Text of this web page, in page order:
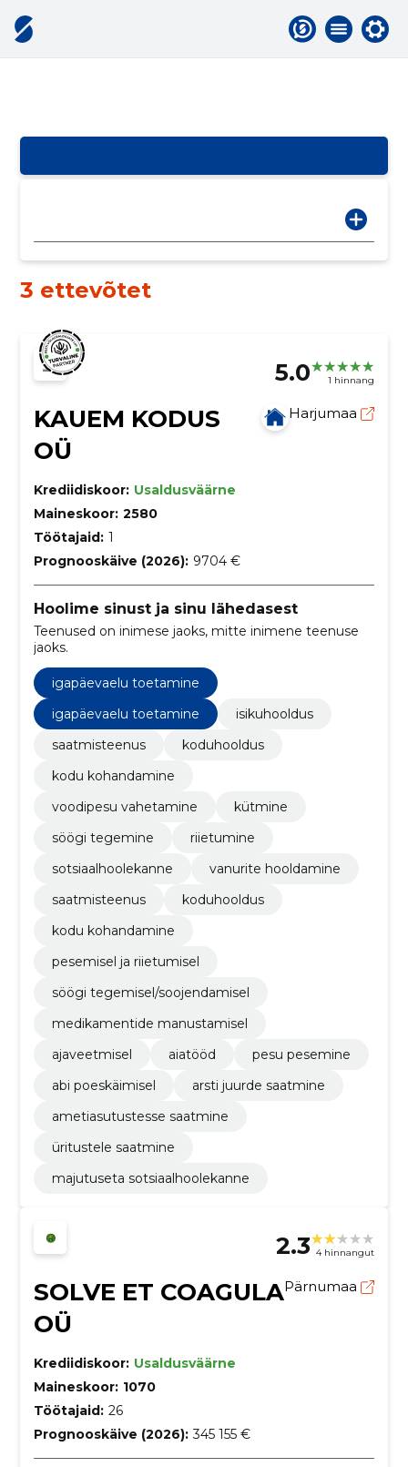
3 ettevõtet
5.0 1 hinnang
KAUEM KODUS
OÜ
Harjumaa
Krediidiskoor: Usaldusväärne
Maineskoor: 2580
Töötajaid: 1
Prognooskäive (2026): 9704 €
Hoolime sinust ja sinu lähedasest
Teenused on inimese jaoks, mitte inimene teenuse
jaoks.
igapäevaelu toetamine
igapäevaelu toetamine
isikuhooldus
saatmisteenus
koduhooldus
kodu kohandamine
voodipesu vahetamine
kütmine
söögi tegemine
riietumine
sotsiaalhoolekanne
vanurite hooldamine
saatmisteenus
koduhooldus
kodu kohandamine
pesemisel ja riietumisel
söögi tegemisel/soojendamisel
medikamentide manustamisel
ajaveetmisel
aiatööd
pesu pesemine
abi poeskäimisel
arsti juurde saatmine
ametiasutustesse saatmine
üritustele saatmine
majutuseta sotsiaalhoolekanne
2.3 4 hinnangut
SOLVE ET COAGULA
OÜ
Pärnumaa
Krediidiskoor: Usaldusväärne
Maineskoor: 1070
Töötajaid: 26
Prognooskäive (2026): 345 155 €